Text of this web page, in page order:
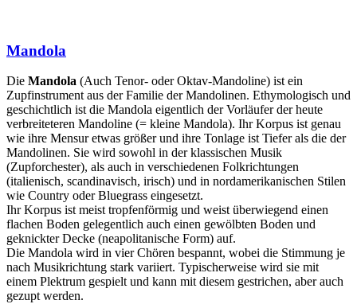
Mandola
Die Mandola (Auch Tenor- oder Oktav-Mandoline) ist ein
Zupfinstrument aus der Familie der Mandolinen. Ethymologisch und
geschichtlich ist die Mandola eigentlich der Vorläufer der heute
verbreiteteren Mandoline (= kleine Mandola). Ihr Korpus ist genau
wie ihre Mensur etwas größer und ihre Tonlage ist Tiefer als die der
Mandolinen. Sie wird sowohl in der klassischen Musik
(Zupforchester), als auch in verschiedenen Folkrichtungen
(italienisch, scandinavisch, irisch) und in nordamerikanischen Stilen
wie Country oder Bluegrass eingesetzt.
Ihr Korpus ist meist tropfenförmig und weist überwiegend einen
flachen Boden gelegentlich auch einen gewölbten Boden und
geknickter Decke (neapolitanische Form) auf.
Die Mandola wird in vier Chören bespannt, wobei die Stimmung je
nach Musikrichtung stark variiert. Typischerweise wird sie mit
einem Plektrum gespielt und kann mit diesem gestrichen, aber auch
gezupt werden.